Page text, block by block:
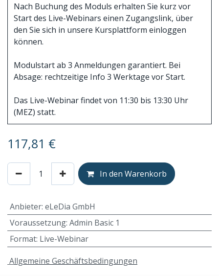
Nach Buchung des Moduls erhalten Sie kurz vor
Start des Live-Webinars einen Zugangslink, über
den Sie sich in unsere Kursplattform einloggen
können.
Modulstart ab 3 Anmeldungen garantiert. Bei
Absage: rechtzeitige Info 3 Werktage vor Start.
Das Live-Webinar findet von 11:30 bis 13:30 Uhr
(MEZ) statt.
117,81 €
In den Warenkorb
Anbieter: eLeDia GmbH
Voraussetzung: Admin Basic 1
Format: Live-Webinar
Allgemeine Geschäftsbedingungen